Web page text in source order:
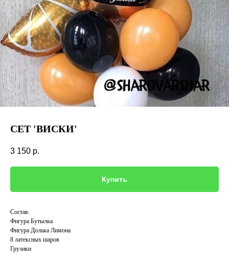
СЕТ 'ВИСКИ'
3 150 р.
Купить
Состав:
Фигура Бутылка
Фигура Долька Лимона
8 латексных шаров
Грузики